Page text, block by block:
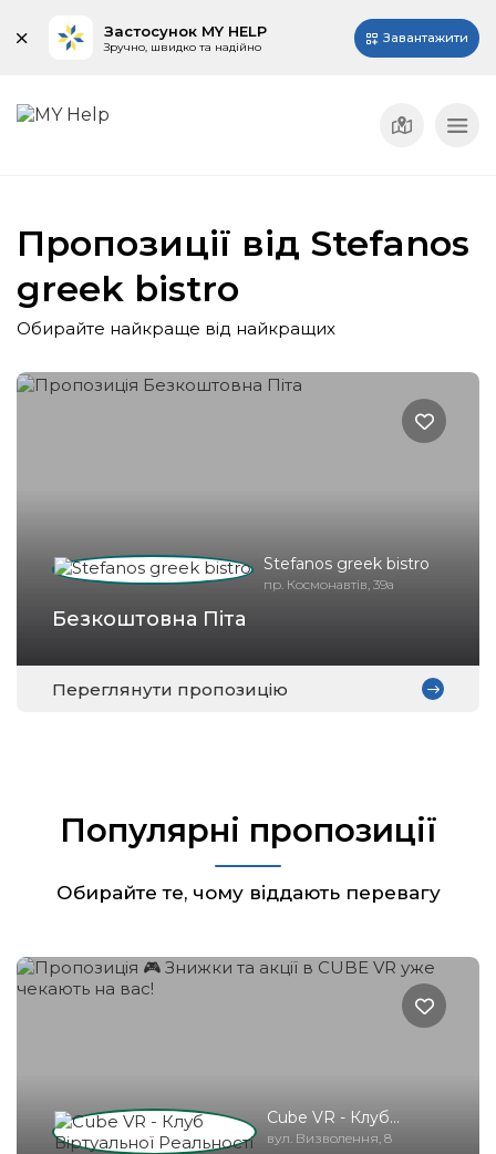
Застосунок MY HELP
Зручно, швидко та надійно
Завантажити
Пропозиції від Stefanos
greek bistro
Обирайте найкраще від найкращих
Stefanos greek bistro
пр. Космонавтів, 39а
Безкоштовна Піта
Переглянути пропозицію
Популярні пропозиції
Обирайте те, чому віддають перевагу
Cube VR - Клуб
Віртуальної
вул. Визволення, 8